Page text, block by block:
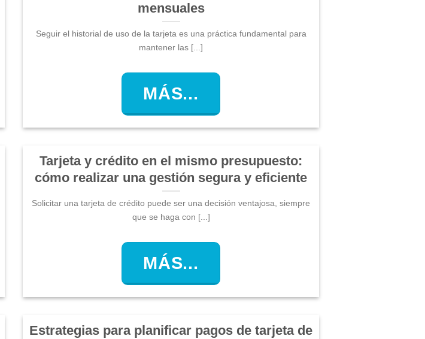
mensuales
Seguir el historial de uso de la tarjeta es una práctica fundamental para
mantener las [...]
MÁS...
Tarjeta y crédito en el mismo presupuesto:
cómo realizar una gestión segura y eficiente
Solicitar una tarjeta de crédito puede ser una decisión ventajosa, siempre
que se haga con [...]
MÁS...
Estrategias para planificar pagos de tarjeta de